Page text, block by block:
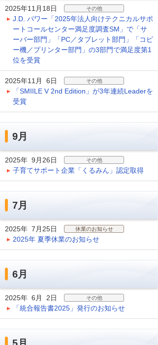
2025年11月18日 その他
J.D. パワー「2025年法人向けテクニカルサポ
ートコールセンター満足度調査SM」で「サ
ーバー部門」「PC／タブレット部門」「コピ
ー機／プリンター部門」の3部門で満足度第1
位を受賞
2025年11月 6日 その他
「SMIILE V 2nd Edition」が3年連続Leaderを
受賞
9月
2025年 9月26日 その他
子育てサポート企業「くるみん」認定取得
7月
2025年 7月25日 休業のお知らせ
2025年 夏季休業のお知らせ
6月
2025年 6月 2日 その他
「統合報告書2025」発行のお知らせ